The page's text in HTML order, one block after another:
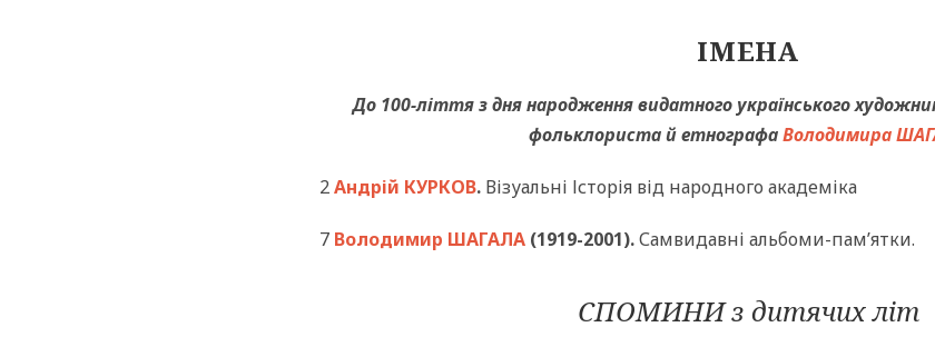
ІМЕНА
До 100-ліття з дня народження видатного українського
фольклориста й етнографаВолодимира
2Андрій КУРКОВ. Візуальні Історія від народного академіка
7 Володимир ШАГАЛА (1919-2001).Самвидавні альбоми-пам’ятки.
СПОМИНИ з дитячих літ